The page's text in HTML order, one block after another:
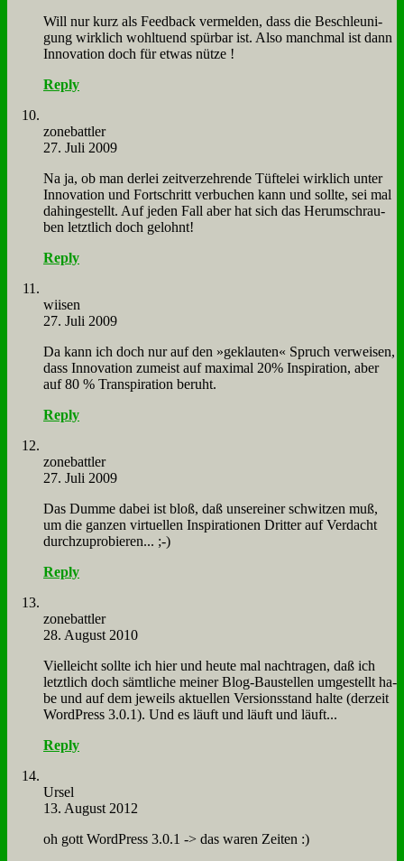
Will nur kurz als Feed­back ver­mel­den, dass die Be­schleu­ni­
gung wirk­lich wohl­tu­end spür­bar ist. Al­so manch­mal ist dann
In­no­va­ti­on doch für et­was nüt­ze !
Reply
zone­batt­ler
27. Juli 2009
Na ja, ob man der­lei zeit­ver­zeh­ren­de Tüf­te­lei wirk­lich un­ter
In­no­va­ti­on und Fort­schritt ver­bu­chen kann und soll­te, sei mal
da­hin­ge­stellt. Auf je­den Fall aber hat sich das Her­um­schrau­
ben letzt­lich doch ge­lohnt!
Reply
wiisen
27. Juli 2009
Da kann ich doch nur auf den »ge­klau­ten« Spruch ver­wei­sen,
dass In­no­va­ti­on zu­meist auf ma­xi­mal 20% In­spi­ra­ti­on, aber
auf 80 % Tran­spi­ra­ti­on be­ruht.
Reply
zone­batt­ler
27. Juli 2009
Das Dum­me da­bei ist bloß, daß un­ser­ei­ner schwit­zen muß,
um die gan­zen vir­tu­el­len In­spi­ra­tio­nen Drit­ter auf Ver­dacht
durch­zu­pro­bie­ren... ;-)
Reply
zone­batt­ler
28. August 2010
Viel­leicht soll­te ich hier und heu­te mal nach­tra­gen, daß ich
letzt­lich doch sämt­li­che mei­ner Blog-Bau­stel­len um­ge­stellt ha­
be und auf dem je­weils ak­tu­el­len Ver­si­ons­stand hal­te (der­zeit
Word­Press 3.0.1). Und es läuft und läuft und läuft...
Reply
Ur­sel
13. August 2012
oh gott Word­Press 3.0.1 -> das wa­ren Zei­ten :)